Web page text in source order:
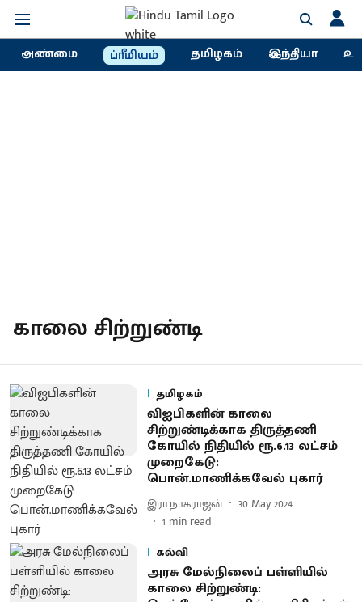
அண்மை ப்ரீமியம் தமிழகம் இந்தியா
காலை சிற்றுண்டி
தமிழகம்
விஐபிகளின் காலை
சிற்றுண்டிக்காக திருத்தணி
கோயில் நிதியில் ரூ.6.13 லட்சம்
முறைகேடு:
பொன்.மாணிக்கவேல் புகார்
இரா.நாகராஜன்
30 May 2024
1 min read
கல்வி
அரசு மேல்நிலைப் பள்ளியில்
காலை சிற்றுண்டி: